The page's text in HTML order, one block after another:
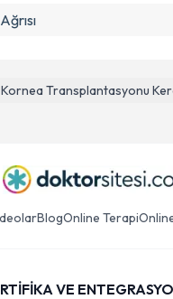
Kornea Transplantasyonu
BlogOnline Terapi
VE